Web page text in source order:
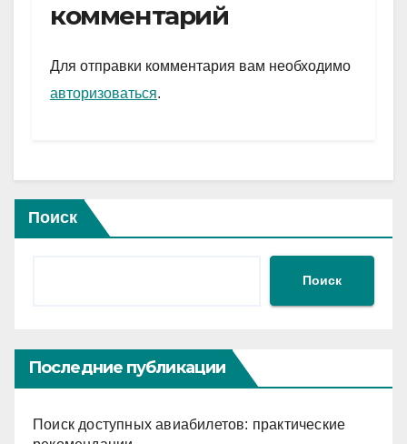
a
m
A
p
и
комментарий
Для отправки комментария вам необходимо
авторизоваться.
Поиск
Поиск
Последние публикации
Поиск доступных авиабилетов: практические